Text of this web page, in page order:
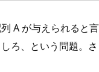
A が与えられると
ろ、という問題。